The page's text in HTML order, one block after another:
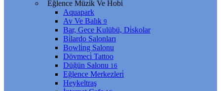
Eğlence Müzi̇k Ve Hobi̇
Aquapark
Av Ve Balık 9
Bar, Gece Kulübü, Di̇skolar
Bi̇lardo Salonları
Bowli̇ng Salonu
Dövmeci̇ Tattoo
Düğün Salonu 16
Eğlence Merkezleri̇
Heykeltraş